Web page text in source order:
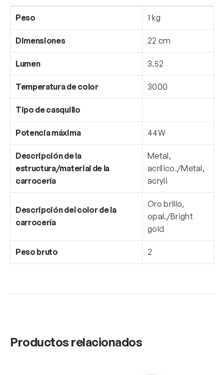
Peso 1 kg
Dimensiones 22 cm
Lumen 3.52
Temperatura de color 3000
Tipo de casquillo
Potencia máxima 44W
Descripción de la
estructura/material de la
carrocería
Metal,
acrílico./Metal,
acryli
Descripción del color de la
carrocería
Oro brillo,
opal./Bright
gold
Peso bruto 2
Productos relacionados